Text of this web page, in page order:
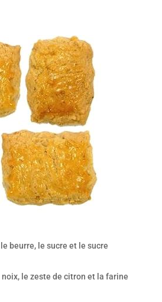
beurre, le sucre et le sucre
le zeste de citron et la farine